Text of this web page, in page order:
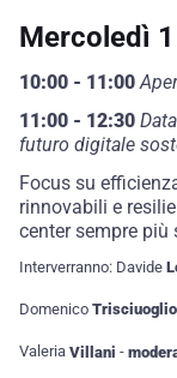
Mercoledì
10:00 - 11:00
11:00 - 12:30
futuro digitale
Focus su
rinnovabili e
center sempre
Interverranno: Davide
Domenico Trisciuoglio
Valeria Villani -